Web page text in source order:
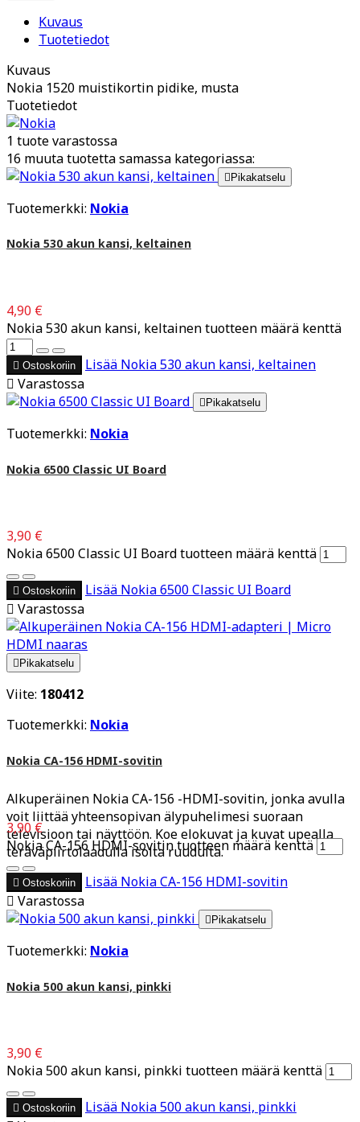
Kuvaus
Tuotetiedot
Kuvaus
Nokia 1520 muistikortin pidike, musta
Tuotetiedot
1 tuote varastossa
16 muuta tuotetta samassa kategoriassa:
Pikakatselu
Tuotemerkki: Nokia
Nokia 530 akun kansi, keltainen
4,90 €
Nokia 530 akun kansi, keltainen tuotteen määrä kenttä
 Ostoskoriin Lisää Nokia 530 akun kansi, keltainen
 Varastossa
 Pikakatselu
Tuotemerkki: Nokia
Nokia 6500 Classic UI Board
3,90 €
Nokia 6500 Classic UI Board tuotteen määrä kenttä
 Ostoskoriin Lisää Nokia 6500 Classic UI Board
 Varastossa
 Pikakatselu
Viite: 180412
Tuotemerkki: Nokia
Nokia CA-156 HDMI-sovitin
Alkuperäinen Nokia CA-156 -HDMI-sovitin, jonka avulla
voit liittää yhteensopivan älypuhelimesi suoraan
televisioon tai näyttöön. Koe elokuvat ja kuvat upealla
teräväpiirtolaadulla isolta ruudulta.
3,90 €
Nokia CA-156 HDMI-sovitin tuotteen määrä kenttä
 Ostoskoriin Lisää Nokia CA-156 HDMI-sovitin
 Varastossa
 Pikakatselu
Tuotemerkki: Nokia
Nokia 500 akun kansi, pinkki
3,90 €
Nokia 500 akun kansi, pinkki tuotteen määrä kenttä
 Ostoskoriin Lisää Nokia 500 akun kansi, pinkki